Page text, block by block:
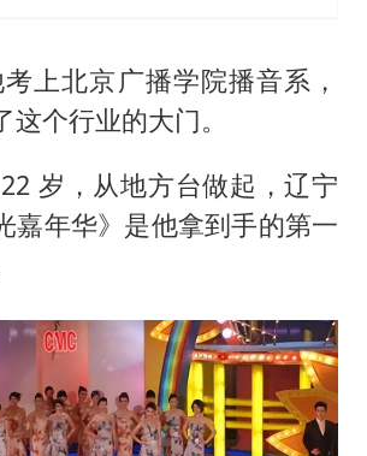
上北京广播学院播音系，
个行业的大门。
岁，从地方台做起，辽宁
嘉年华》是他拿到手的第一